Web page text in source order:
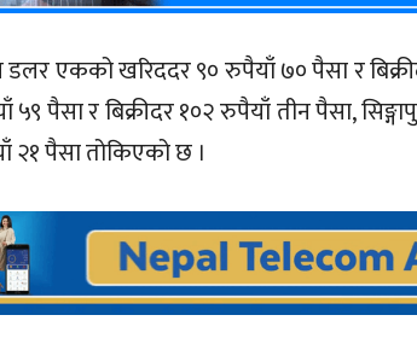
डलर एकको खरिददर ९० रुपैयाँ ७० पैसा र
५९ पैसा र बिक्रीदर १०२ रुपैयाँ तीन पैसा,
२१ पैसा तोकिएको छ ।